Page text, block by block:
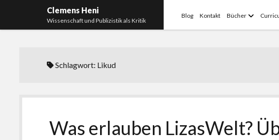
Clemens Heni
Wissenschaft und Publizistik als Kritik
Blog Kontakt Bücher Menü
Schlagwort: Likud
Was erlauben LizasWelt?